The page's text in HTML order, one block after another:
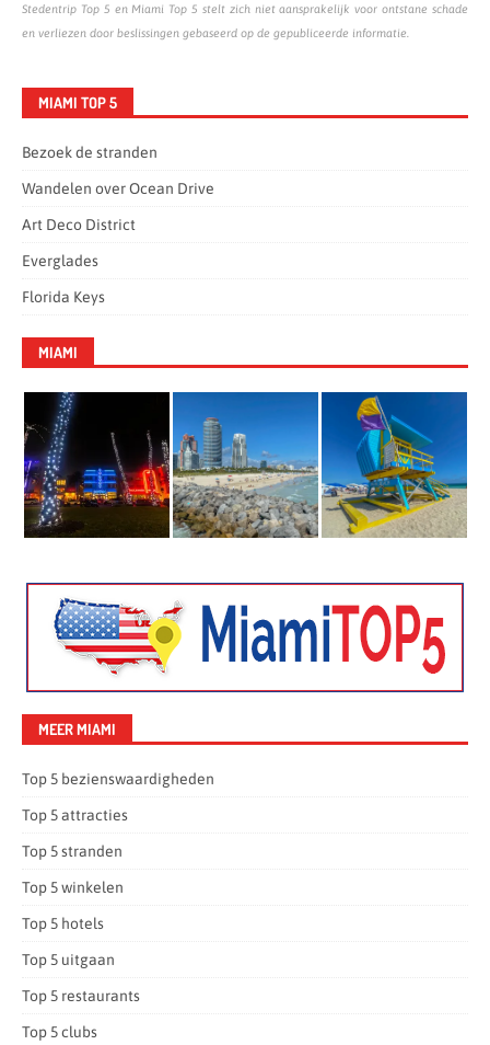
Stedentrip Top 5 en Miami Top 5 stelt zich niet aansprakelijk voor ontstane schade
en verliezen door beslissingen gebaseerd op de gepubliceerde informatie.
MIAMI TOP 5
Bezoek de stranden
Wandelen over Ocean Drive
Art Deco District
Everglades
Florida Keys
MIAMI
MEER MIAMI
Top 5 bezienswaardigheden
Top 5 attracties
Top 5 stranden
Top 5 winkelen
Top 5 hotels
Top 5 uitgaan
Top 5 restaurants
Top 5 clubs